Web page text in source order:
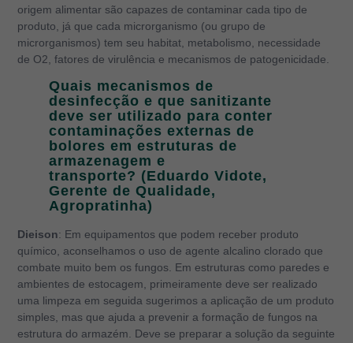
origem alimentar são capazes de contaminar cada tipo de
produto, já que cada microrganismo (ou grupo de
microrganismos) tem seu habitat, metabolismo, necessidade
de O2, fatores de virulência e mecanismos de patogenicidade.
Quais mecanismos de
desinfecção e que sanitizante
deve ser utilizado para conter
contaminações externas de
bolores em estruturas de
armazenagem e
transporte? (Eduardo Vidote,
Gerente de Qualidade,
Agropratinha)
Dieison: Em equipamentos que podem receber produto
químico, aconselhamos o uso de agente alcalino clorado que
combate muito bem os fungos. Em estruturas como paredes e
ambientes de estocagem, primeiramente deve ser realizado
uma limpeza em seguida sugerimos a aplicação de um produto
simples, mas que ajuda a prevenir a formação de fungos na
estrutura do armazém. Deve se preparar a solução da seguinte